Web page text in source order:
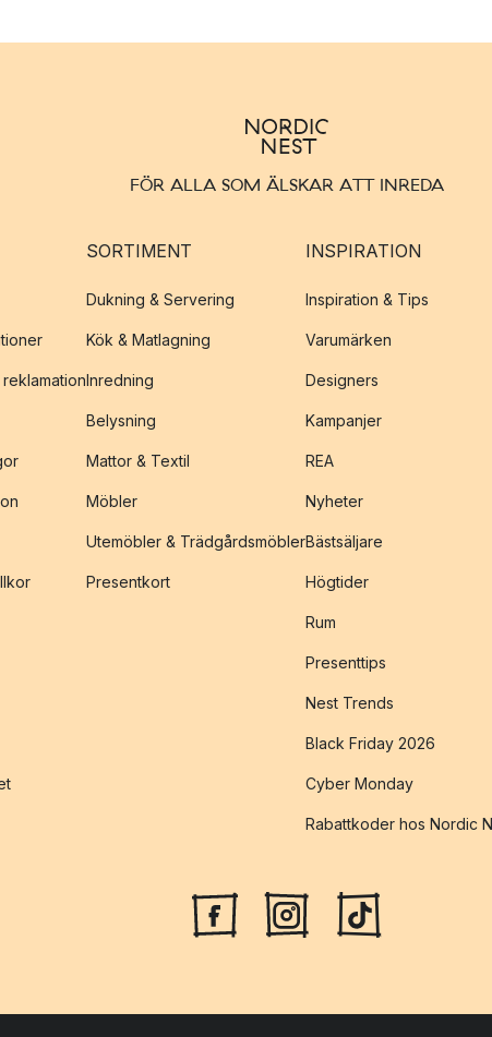
FÖR ALLA SOM ÄLSKAR ATT INREDA
SORTIMENT
Dukning & Servering
Kök & Matlagning
Inredning
Belysning
Mattor & Textil
Möbler
Utemöbler & Trädgårdsmöbler
Presentkort
INSPIRATION
Inspiration & Tips
Varumärken
Designers
Kampanjer
REA
Nyheter
Bästsäljare
Högtider
Rum
Presenttips
Nest Trends
Black Friday 2026
Cyber Monday
Rabattkoder hos Nordic